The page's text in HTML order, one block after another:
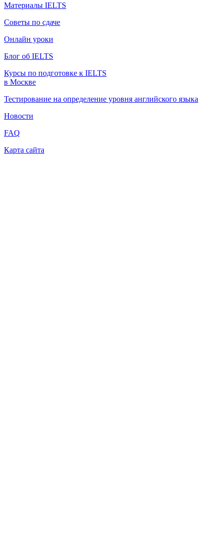
Материалы IELTS
Советы по сдаче
Онлайн уроки
Блог об IELTS
Курсы по подготовке к IELTS
в Москве
Тестирование на определение уровня английского языка
Новости
FAQ
Карта сайта